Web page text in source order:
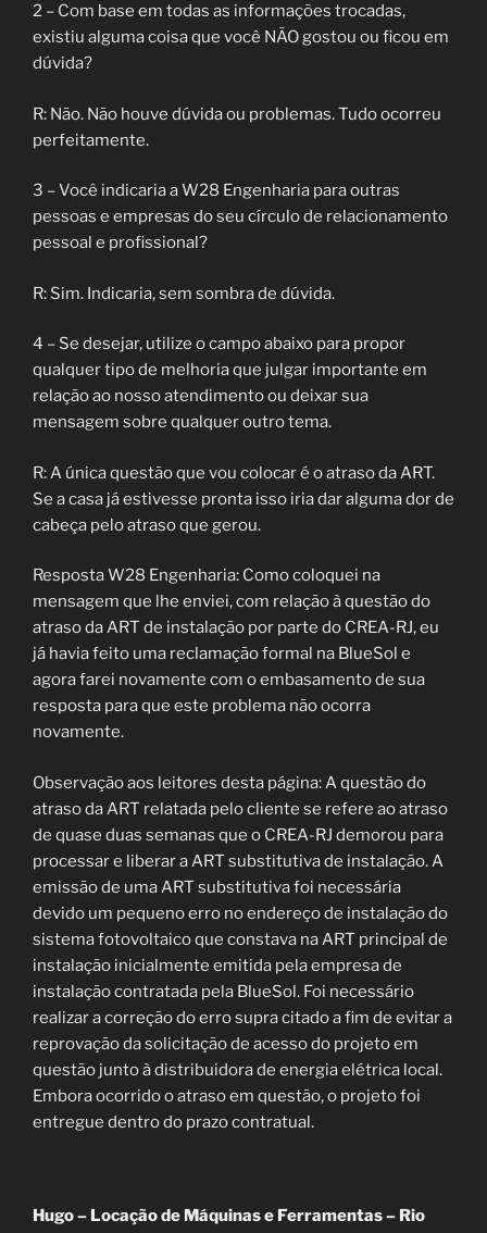
2 – Com base em todas as informações trocadas,
existiu alguma coisa que você NÃO gostou ou ficou em
dúvida?
R: Não. Não houve dúvida ou problemas. Tudo ocorreu
perfeitamente.
3 – Você indicaria a W28 Engenharia para outras
pessoas e empresas do seu círculo de relacionamento
pessoal e profissional?
R: Sim. Indicaria, sem sombra de dúvida.
4 – Se desejar, utilize o campo abaixo para propor
qualquer tipo de melhoria que julgar importante em
relação ao nosso atendimento ou deixar sua
mensagem sobre qualquer outro tema.
R: A única questão que vou colocar é o atraso da ART.
Se a casa já estivesse pronta isso iria dar alguma dor de
cabeça pelo atraso que gerou.
Resposta W28 Engenharia: Como coloquei na
mensagem que lhe enviei, com relação à questão do
atraso da ART de instalação por parte do CREA-RJ, eu
já havia feito uma reclamação formal na BlueSol e
agora farei novamente com o embasamento de sua
resposta para que este problema não ocorra
novamente.
Observação aos leitores desta página: A questão do
atraso da ART relatada pelo cliente se refere ao atraso
de quase duas semanas que o CREA-RJ demorou para
processar e liberar a ART substitutiva de instalação. A
emissão de uma ART substitutiva foi necessária
devido um pequeno erro no endereço de instalação do
sistema fotovoltaico que constava na ART principal de
instalação inicialmente emitida pela empresa de
instalação contratada pela BlueSol. Foi necessário
realizar a correção do erro supra citado a fim de evitar a
reprovação da solicitação de acesso do projeto em
questão junto à distribuidora de energia elétrica local.
Embora ocorrido o atraso em questão, o projeto foi
entregue dentro do prazo contratual.
Hugo – Locação de Máquinas e Ferramentas – Rio